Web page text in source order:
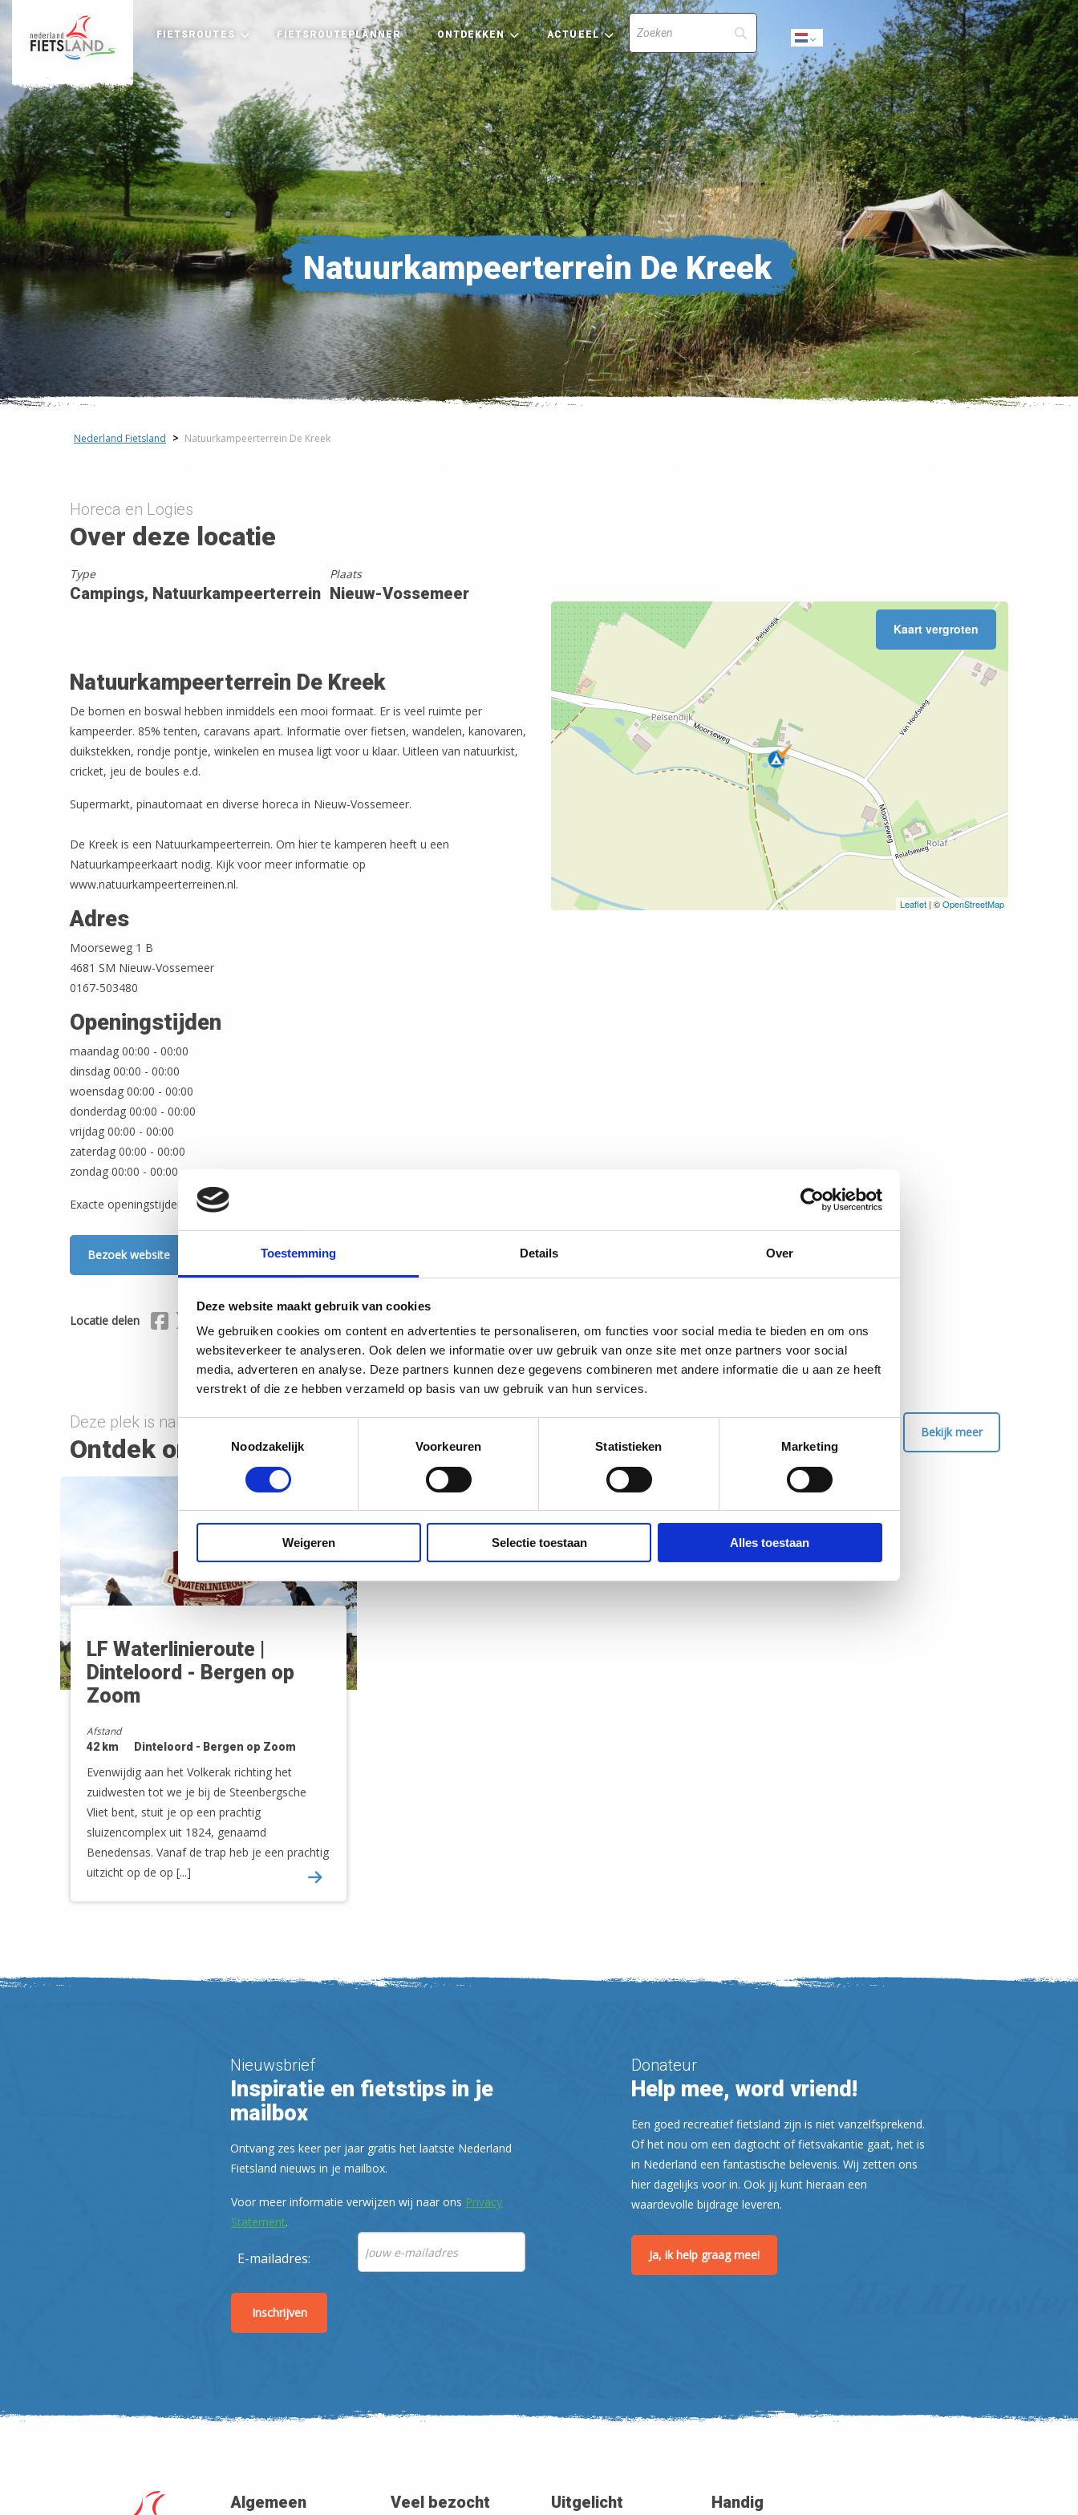
Toestemming Details Over
Deze website maakt gebruik van cookies
We gebruiken cookies om content en advertenties te personaliseren, om functies voor social media te bieden en om ons
websiteverkeer te analyseren. Ook delen we informatie over uw gebruik van onze site met onze partners voor social
media, adverteren en analyse. Deze partners kunnen deze gegevens combineren met andere informatie die u aan ze heeft
verstrekt of die ze hebben verzameld op basis van uw gebruik van hun services.
Noodzakelijk
Voorkeuren Statistieken Marketing
Weigeren Selectie toestaan Alles toestaan
FIETSROUTES FIETSROUTEPLANNER ONTDEKKEN ACTUEEL
Dutch
Natuurkampeerterrein De Kreek
Nederland Fietsland > Natuurkampeerterrein De Kreek
Horeca en Logies
Over deze locatie
Type
Campings, Natuurkampeerterrein
Plaats
Nieuw-Vossemeer
Natuurkampeerterrein De Kreek
De bomen en boswal hebben inmiddels een mooi formaat. Er is veel ruimte per
kampeerder. 85% tenten, caravans apart. Informatie over fietsen, wandelen, kanovaren,
duikstekken, rondje pontje, winkelen en musea ligt voor u klaar. Uitleen van natuurkist,
cricket, jeu de boules e.d.
Supermarkt, pinautomaat en diverse horeca in Nieuw-Vossemeer.
De Kreek is een Natuurkampeerterrein. Om hier te kamperen heeft u een
Natuurkampeerkaart nodig. Kijk voor meer informatie op
www.natuurkampeerterreinen.nl.
Adres
Moorseweg 1 B
4681 SM Nieuw-Vossemeer
0167-503480
Openingstijden
maandag 00:00 - 00:00
dinsdag 00:00 - 00:00
woensdag 00:00 - 00:00
donderdag 00:00 - 00:00
vrijdag 00:00 - 00:00
zaterdag 00:00 - 00:00
zondag 00:00 - 00:00
Exacte openingstijden vindt u op de website en in Het Groene Boekje.
Bezoek website
Locatie delen Delen via Facebook
Kaart vergroten
Leaflet | ©OpenStreetMap
+
−
Deze plek is nabij onderstaande route(s)
Ontdek onderweg
Bekijk meer
LF Waterlinieroute |
Dinteloord - Bergen op
Zoom
Afstand
42 km Dinteloord - Bergen op Zoom
Evenwijdig aan het Volkerak richting het
zuidwesten tot we je bij de Steenbergsche
Vliet bent, stuit je op een prachtig
sluizencomplex uit 1824, genaamd
Benedensas. Vanaf de trap heb je een prachtig
uitzicht op de op [...]
Nieuwsbrief
Inspiratie en fietstips in je
mailbox
Ontvang zes keer per jaar gratis het laatste Nederland
Fietsland nieuws in je mailbox.
Voor meer informatie verwijzen wij naar ons Privacy
Statement.
E-mailadres:
Donateur
Help mee, word vriend!
Een goed recreatief fietsland zijn is niet vanzelfsprekend.
Of het nou om een dagtocht of fietsvakantie gaat, het is
in Nederland een fantastische belevenis. Wij zetten ons
hier dagelijks voor in. Ook jij kunt hieraan een
waardevolle bijdrage leveren.
Ja, ik help graag mee!
Algemeen Veel bezocht Uitgelicht Handig